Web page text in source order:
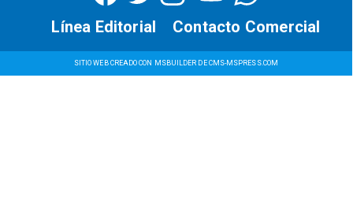
SITIO WEB CREADO CON MSBUILDER DE CMS-MSPRESS.COM
Contacto Comercial
Línea Editorial